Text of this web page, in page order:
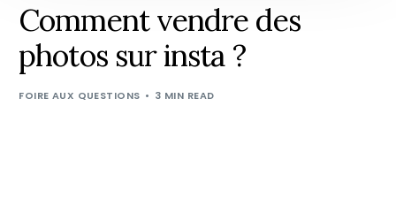
Comment vendre des
photos sur insta ?
FOIRE AUX QUESTIONS 3 MIN READ